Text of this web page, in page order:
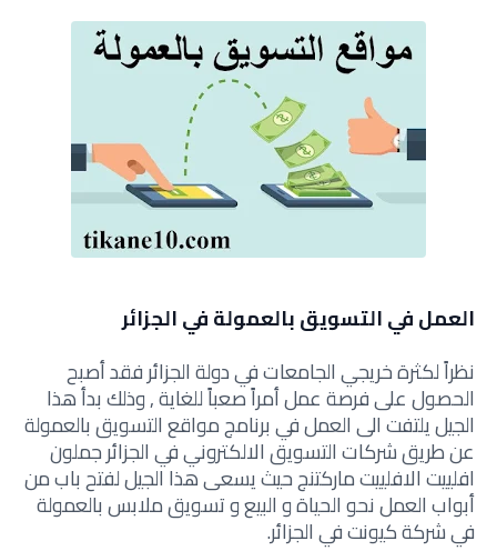
العمل في التسويق بالعمولة في الجزائر
نظراً لكثرة خريجي الجامعات في دولة الجزائر فقد أصبح
الحصول على فرصة عمل أمراً صعباً للغاية , وذلك بدأ هذا
الجيل يلتفت الى العمل في برنامج مواقع التسويق بالعمولة
عن طريق شركات التسويق الالكتروني في الجزائر جملون
افلييت الافلييت ماركتنج حيث يسعى هذا الجيل لفتح باب من
أبواب العمل نحو الحياة و البيع و تسويق ملابس بالعمولة
في شركة كيونت في الجزائر.